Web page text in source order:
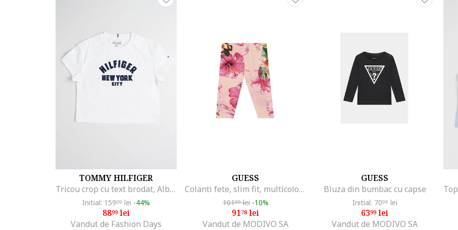
TOMMY HILFIGER
Tricou crop cu text brodat, Albastru ultramarin/Alb optic
Initial: 15999 lei -44%
8899lei
Vandut de Fashion Days
GUESS
Colanti fete, slim fit, multicolor, bumbac
10199lei -10%
9178 lei
Vandut de MODIVO SA
GUESS
Bluza din bumbac cu capse
Initial: 7099 lei
6399lei
Vandut de MODIVO SA